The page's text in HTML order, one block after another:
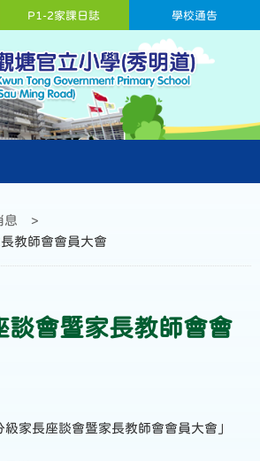
學校通告
P1-2家課日誌
息
>
教師會會員大會
談會暨家長教師會會
家長座談會暨家長教師會會員大會」